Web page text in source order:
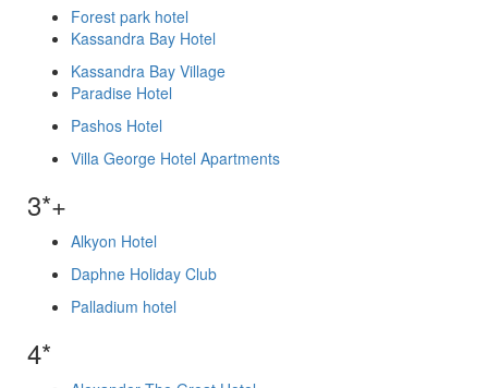
Forest park hotel
Kassandra Bay Hotel
Kassandra Bay Village
Paradise Hotel
Pashos Hotel
Villa George Hotel Apartments
3*+
Alkyon Hotel
Daphne Holiday Club
Palladium hotel
4*